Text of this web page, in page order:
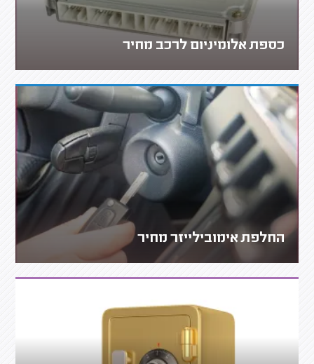
כספת אלומיניום לרכב מחיר
החלפת אימובילייזר מחיר